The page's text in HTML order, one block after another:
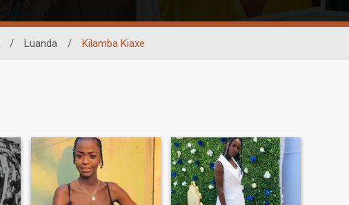
/ Luanda / Kilamba Kiaxe